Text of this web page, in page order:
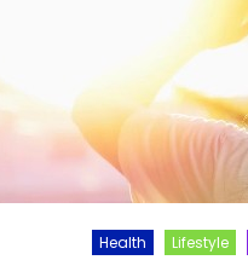
Health Lifestyle